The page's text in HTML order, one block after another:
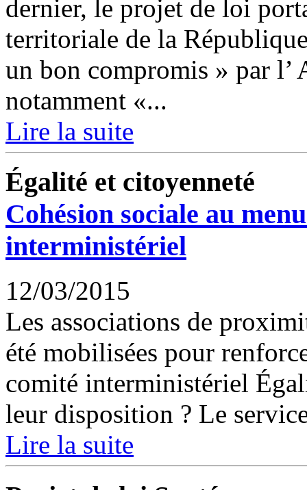
dernier, le projet de loi
territoriale de la
un bon compromis » par l’
notamment «...
Lire la suite
Égalité et citoyenneté
Cohésion sociale au
interministériel
12/03/2015
Les associations de
été mobilisées pour
comité interministériel
leur disposition ? Le
Lire la suite